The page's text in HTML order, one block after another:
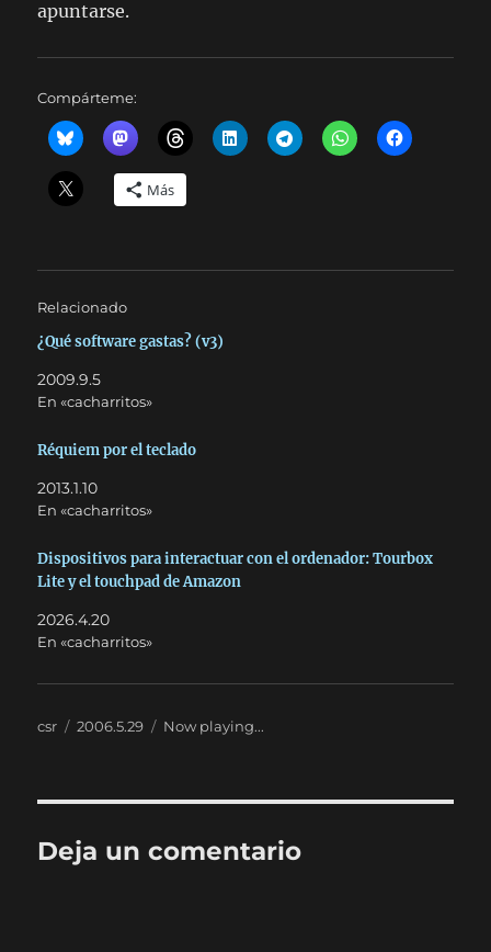
apuntarse.
Compárteme:
Más
Relacionado
¿Qué software gastas? (v3)
2009.9.5
En «cacharritos»
Réquiem por el teclado
2013.1.10
En «cacharritos»
Dispositivos para interactuar con el ordenador: Tourbox
Lite y el touchpad de Amazon
2026.4.20
En «cacharritos»
Autor
csr
Publicado
2006.5.29 Categorías
Now playing...
Deja un comentario